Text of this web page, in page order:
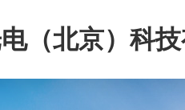
（北京）科